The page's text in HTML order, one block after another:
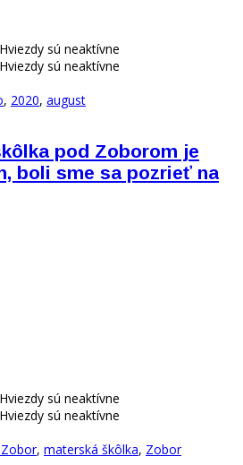
, 2020, august
pod Zoborom je
boli sme sa pozrieť na
, materská škôlka, Zobor